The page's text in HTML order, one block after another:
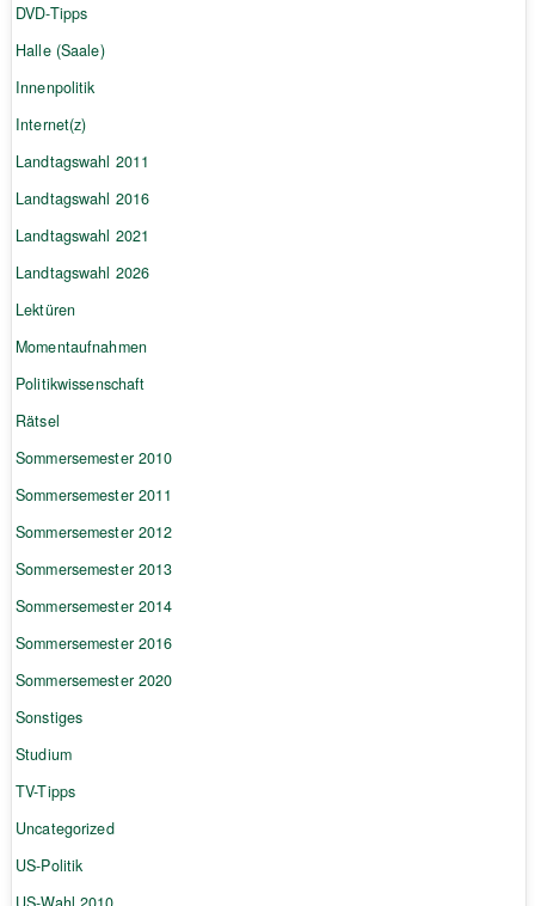
DVD-Tipps
Halle (Saale)
Innenpolitik
Internet(z)
Landtagswahl 2011
Landtagswahl 2016
Landtagswahl 2021
Landtagswahl 2026
Lektüren
Momentaufnahmen
Politikwissenschaft
Rätsel
Sommersemester 2010
Sommersemester 2011
Sommersemester 2012
Sommersemester 2013
Sommersemester 2014
Sommersemester 2016
Sommersemester 2020
Sonstiges
Studium
TV-Tipps
Uncategorized
US-Politik